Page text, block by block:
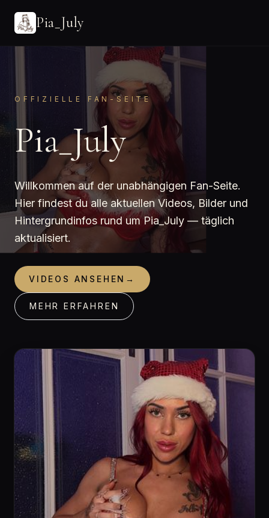
Pia_July
OFFIZIELLE FAN-SEITE
Pia_July
Willkommen auf der unabhängigen Fan-Seite.
Hier findest du alle aktuellen Videos, Bilder und
Hintergrundinfos rund um Pia_July — täglich
aktualisiert.
VIDEOS ANSEHEN →
MEHR ERFAHREN